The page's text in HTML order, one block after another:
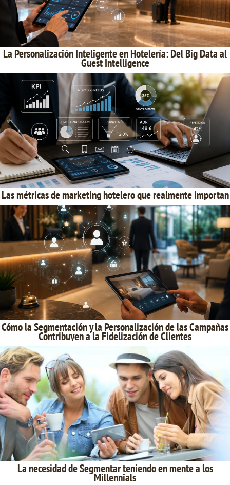
La Personalización Inteligente en Hotelería: Del Big Data al
Guest Intelligence
Las métricas de marketing hotelero que realmente importan
Cómo la Segmentación y la Personalización de las Campañas
Contribuyen a la Fidelización de Clientes
La necesidad de Segmentar teniendo en mente a los
Millennials